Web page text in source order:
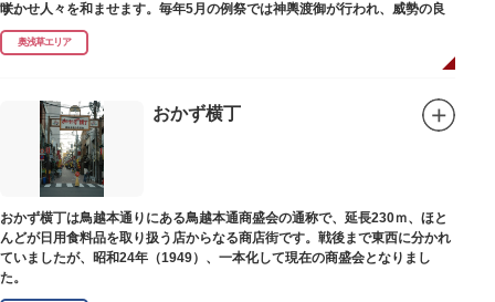
咲かせ人々を和ませます。毎年5月の例祭では神輿渡御が行われ、威勢の良
い掛け声とともに各町は活気にあふれます。
吉原弁財天は浅草名所七福神の一社・弁財天にあたり、七福神に関する授与
す。
奥浅草エリア
おかず横丁
おかず横丁は鳥越本通りにある鳥越本通商盛会の通称で、延長230ｍ、ほと
んどが日用食料品を取り扱う店からなる商店街です。戦後まで東西に分かれ
ていましたが、昭和24年（1949）、一本化して現在の商盛会となりまし
た。